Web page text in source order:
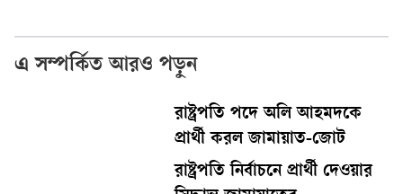
এ সম্পর্কিত আরও পড়ুন
রাষ্ট্রপতি পদে অলি আহমদকে
প্রার্থী করল জামায়াত-জোট
রাষ্ট্রপতি নির্বাচনে প্রার্থী দেওয়ার